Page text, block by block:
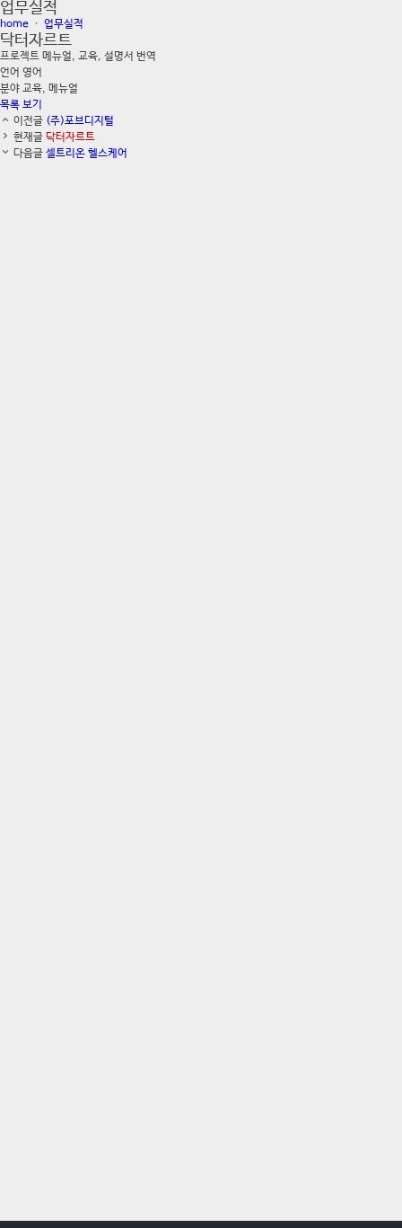
업무실적
home ㆍ 업무실적
닥터자르트
프로젝트 메뉴얼, 교육, 설명서 번역
언어 영어
분야 교육, 메뉴얼
목록 보기
이전글 (주)포브디지털
현재글 닥터자르트
다음글 셀트리온 헬스케어